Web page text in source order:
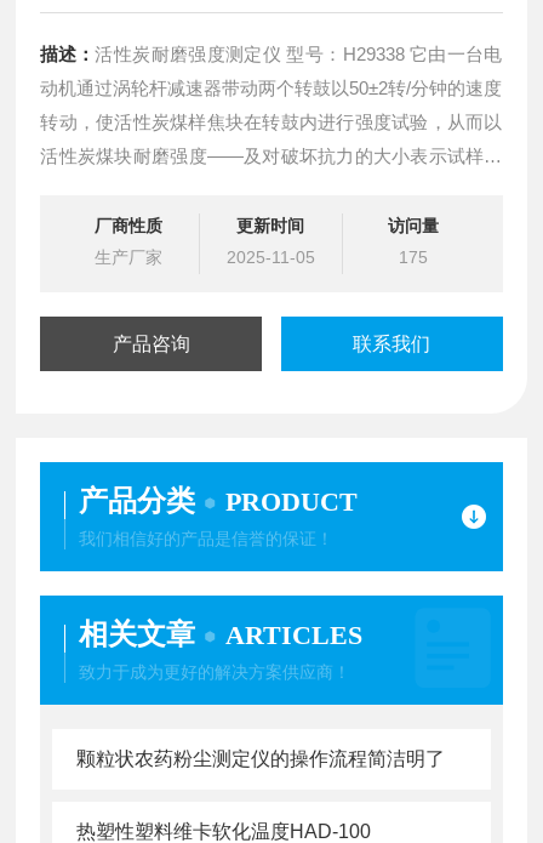
描述：活性炭耐磨强度测定仪 型号：H29338 它由一台电
动机通过涡轮杆减速器带动两个转鼓以50±2转/分钟的速度
转动，使活性炭煤样焦块在转鼓内进行强度试验，从而以
活性炭煤块耐磨强度——及对破坏抗力的大小表示试样的
厂商性质
生产厂家
更新时间
2025-11-05
访问量
175
产品咨询 联系我们
产品分类 PRODUCT
我们相信好的产品是信誉的保证！
相关文章 ARTICLES
致力于成为更好的解决方案供应商！
颗粒状农药粉尘测定仪的操作流程简洁明了
热塑性塑料维卡软化温度HAD-100